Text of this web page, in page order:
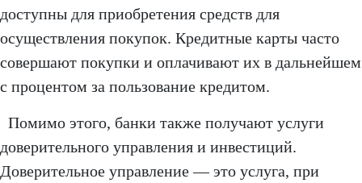
доступны для приобретения средств для
осуществления покупок. Кредитные карты часто
совершают покупки и оплачивают их в дальнейшем
с процентом за пользование кредитом.
Помимо этого, банки также получают услуги
доверительного управления и инвестиций.
Доверительное управление — это услуга, при